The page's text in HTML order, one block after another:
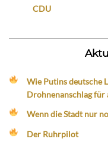
CDU
Wie Putins deutsche
Drohnenanschlag für
Wenn die Stadt nur
Der Ruhrpilot